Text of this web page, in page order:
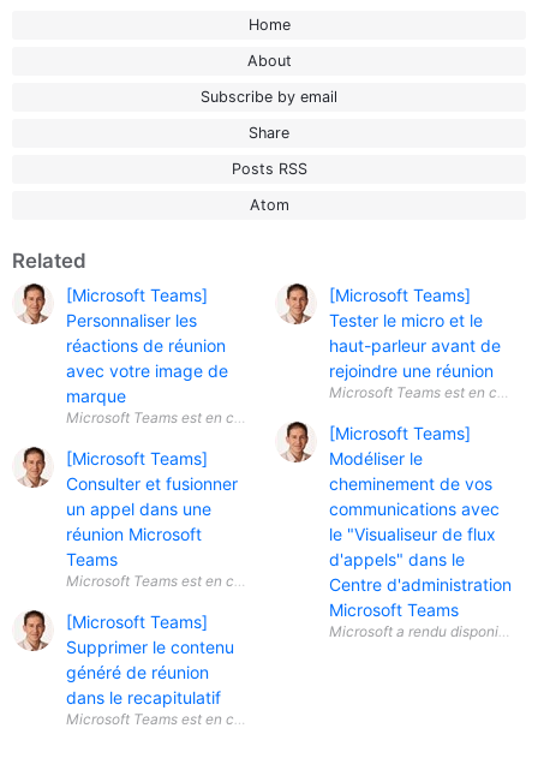
Home
About
Subscribe by email
Share
Posts RSS
Atom
Related
[Microsoft Teams]
Personnaliser les
réactions de réunion
avec votre image de
marque
[Microsoft Teams]
Consulter et fusionner
un appel dans une
réunion Microsoft
Teams
Microsoft Teams est en
[Microsoft Teams]
Supprimer le contenu
généré de réunion
dans le recapitulatif
[Microsoft Teams]
Tester le micro et le
haut-parleur avant de
rejoindre une réunion
[Microsoft Teams]
Modéliser le
cheminement de vos
communications avec
le "Visualiseur de flux
d'appels" dans le
Centre d'administration
Microsoft Teams